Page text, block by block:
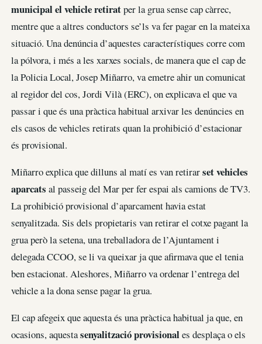
municipal el vehicle retiratper la grua sense cap càrrec,
mentre que a altres conductors se’ls va fer pagar en la mateixa
situació. Una denúncia d’aquestes característiques corre com
la pólvora, i més a les xarxes socials, de manera que el cap de
la Policia Local, Josep Miñarro, va emetre ahir un comunicat
al regidor del cos, Jordi Vilà (ERC), on explicava el que va
passar i que és una pràctica habitual arxivar les denúncies en
els casos de vehicles retirats quan la prohibició d’estacionar
és provisional.
Miñarro explica que dilluns al matí es van retirarset vehicles
aparcats al passeig del Mar per fer espai als camions de TV3.
La prohibició provisional d’aparcament havia estat
senyalitzada. Sis dels propietaris van retirar el cotxe pagant la
grua però la setena, una treballadora de l’Ajuntament i
delegada CCOO, se li va queixar ja que afirmava que el tenia
ben estacionat. Aleshores, Miñarro va ordenar l’entrega del
vehicle a la dona sense pagar la grua.
El cap afegeix que aquesta és una pràctica habitual ja que, en
ocasions, aquestasenyalització provisionales desplaça o els